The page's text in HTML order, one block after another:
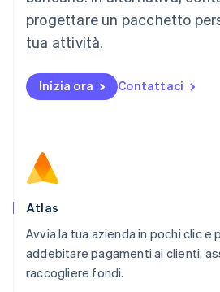
progettare un pacchetto
tua attività.
Inizia ora Contattaci
Atlas
Avvia la tua azienda in pochi clic e
addebitare pagamenti ai clienti,
raccogliere fondi.
Messico
EspañolEnglish
English
Nuova Zelanda
English
Portogallo
Português
English简体中文
Regno Unito
English